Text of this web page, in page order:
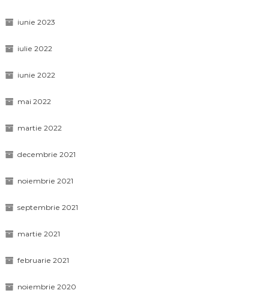
iunie 2023
iulie 2022
iunie 2022
mai 2022
martie 2022
decembrie 2021
noiembrie 2021
septembrie 2021
martie 2021
februarie 2021
noiembrie 2020